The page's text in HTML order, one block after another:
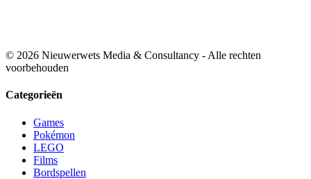
© 2026 Nieuwerwets Media & Consultancy - Alle rechten
voorbehouden
Categorieën
Games
Pokémon
LEGO
Films
Bordspellen